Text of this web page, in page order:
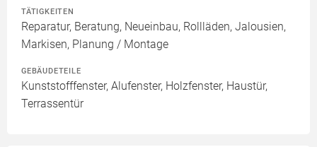
TÄTIGKEITEN
Reparatur, Beratung, Neueinbau, Rollläden, Jalousien,
Markisen, Planung / Montage
GEBÄUDETEILE
Kunststofffenster, Alufenster, Holzfenster, Haustür,
Terrassentür